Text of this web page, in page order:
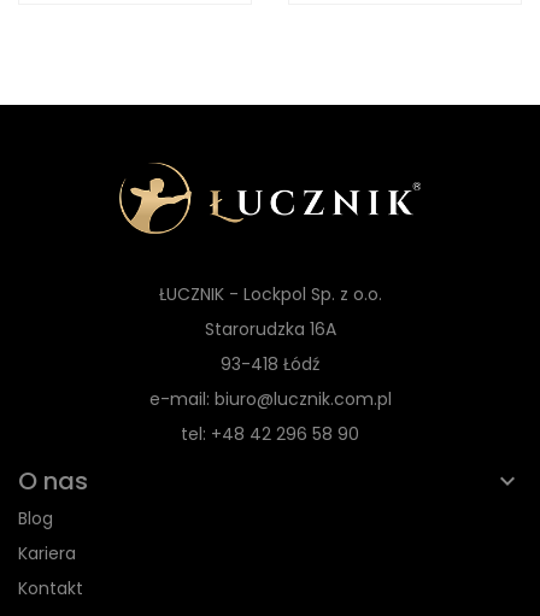
ŁUCZNIK - Lockpol Sp. z o.o.
Starorudzka 16A
93-418 Łódź
e-mail: biuro@lucznik.com.pl
tel: +48 42 296 58 90
O nas
Blog
Kariera
Kontakt